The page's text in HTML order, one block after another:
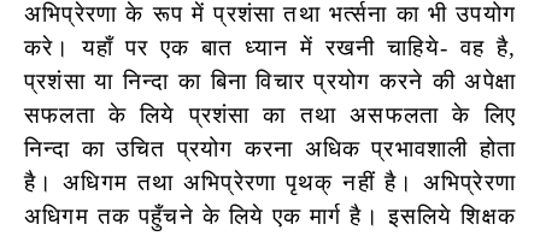
अभिप्रेरणा के रूप में प्रशंसा तथा भर्त्सना का भी उपयोग
करे। यहाँ पर एक बात ध्यान में रखनी चाहिये- वह है,
प्रशंसा या निन्दा का बिना विचार प्रयोग करने की अपेक्षा
सफलता के लिये प्रशंसा का तथा असफलता के लिए
निन्दा का उचित प्रयोग करना अधिक प्रभावशाली होता
है। अधिगम तथा अभिप्रेरणा पृथक् नहीं है। अभिप्रेरणा
अधिगम तक पहुँचने के लिये एक मार्ग है। इसलिये शिक्षक